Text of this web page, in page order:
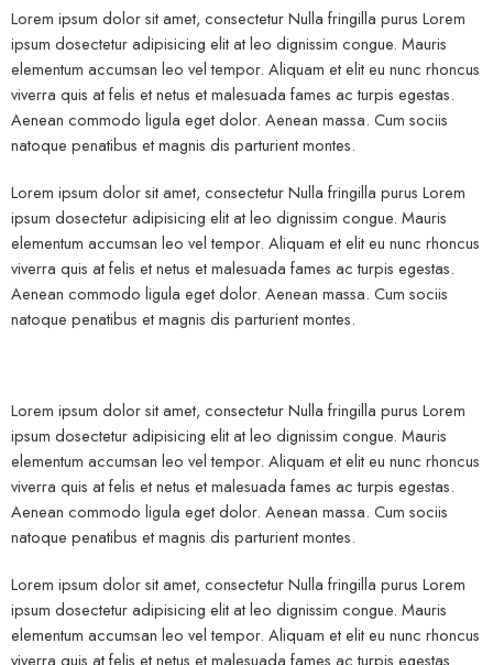
Lorem ipsum dolor sit amet, consectetur Nulla fringilla purus Lorem
ipsum dosectetur adipisicing elit at leo dignissim congue. Mauris
elementum accumsan leo vel tempor. Aliquam et elit eu nunc rhoncus
viverra quis at felis et netus et malesuada fames ac turpis egestas.
Aenean commodo ligula eget dolor. Aenean massa. Cum sociis
natoque penatibus et magnis dis parturient montes.
Lorem ipsum dolor sit amet, consectetur Nulla fringilla purus Lorem
ipsum dosectetur adipisicing elit at leo dignissim congue. Mauris
elementum accumsan leo vel tempor. Aliquam et elit eu nunc rhoncus
viverra quis at felis et netus et malesuada fames ac turpis egestas.
Aenean commodo ligula eget dolor. Aenean massa. Cum sociis
natoque penatibus et magnis dis parturient montes.
Lorem ipsum dolor sit amet, consectetur Nulla fringilla purus Lorem
ipsum dosectetur adipisicing elit at leo dignissim congue. Mauris
elementum accumsan leo vel tempor. Aliquam et elit eu nunc rhoncus
viverra quis at felis et netus et malesuada fames ac turpis egestas.
Aenean commodo ligula eget dolor. Aenean massa. Cum sociis
natoque penatibus et magnis dis parturient montes.
Lorem ipsum dolor sit amet, consectetur Nulla fringilla purus Lorem
ipsum dosectetur adipisicing elit at leo dignissim congue. Mauris
elementum accumsan leo vel tempor. Aliquam et elit eu nunc rhoncus
viverra quis at felis et netus et malesuada fames ac turpis egestas.